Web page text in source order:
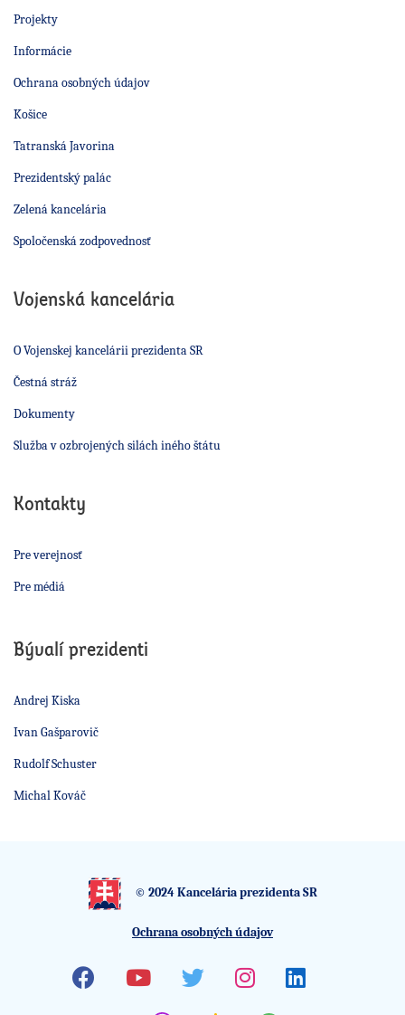
Projekty
Informácie
Ochrana osobných údajov
Košice
Tatranská Javorina
Prezidentský palác
Zelená kancelária
Spoločenská zodpovednosť
Vojenská kancelária
O Vojenskej kancelárii prezidenta SR
Čestná stráž
Dokumenty
Služba v ozbrojených silách iného štátu
Kontakty
Pre verejnosť
Pre médiá
Bývalí prezidenti
Andrej Kiska
Ivan Gašparovič
Rudolf Schuster
Michal Kováč
© 2024 Kancelária prezidenta SR
Ochrana osobných údajov
FacebookYoutubeTwitterInstagramLinkedin